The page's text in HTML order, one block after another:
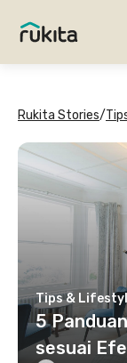
Rukita Stories/
Tips &
5
sesuai